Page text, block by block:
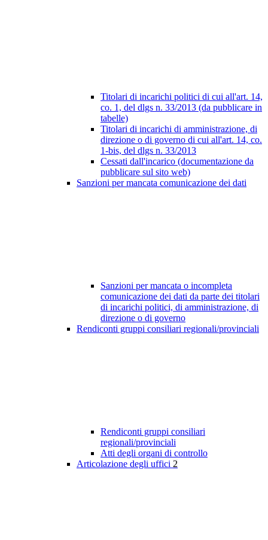
Titolari di incarichi politici di cui all'art. 14,
co. 1, del dlgs n. 33/2013 (da pubblicare in
tabelle)
Titolari di incarichi di amministrazione, di
direzione o di governo di cui all'art. 14, co.
1-bis, del dlgs n. 33/2013
Cessati dall'incarico (documentazione da
pubblicare sul sito web)
Sanzioni per mancata comunicazione dei dati
Sanzioni per mancata o incompleta
comunicazione dei dati da parte dei titolari
di incarichi politici, di amministrazione, di
direzione o di governo
Rendiconti gruppi consiliari regionali/provinciali
Rendiconti gruppi consiliari
regionali/provinciali
Atti degli organi di controllo
Articolazione degli uffici 2